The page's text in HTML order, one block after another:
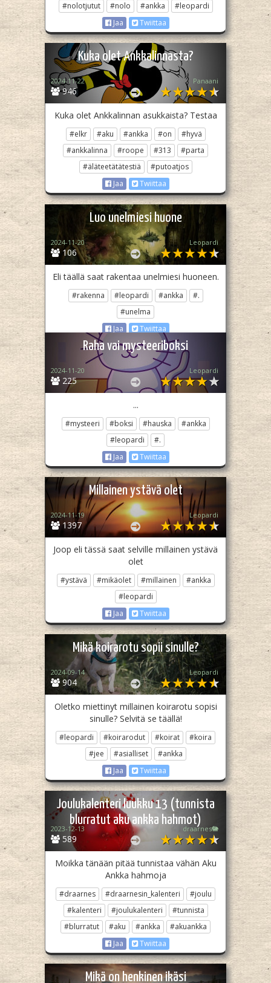
#nolotjutut #nolo #ankka
#leopardi
Jaa
Twiittaa
Kuka olet Ankkalinnasta?
946
2024-11-22 Panaani
Kuka olet Ankkalinnan asukkaista? Testaa
#elkr #aku #ankka #on
#hyvä
#ankkalinna
#roope #313
#parta
#äläteetätätestiä
#putoatjos
Jaa
Twiittaa
Luo unelmiesi huone
106
2024-11-20 Leopardi
Eli täällä saat rakentaa unelmiesi huoneen.
#rakenna #leopardi #ankka
#.
#unelma
Jaa
Twiittaa
Raha vai mysteeriboksi
225
2024-11-20 Leopardi
...
#mysteeri #boksi #hauska
#ankka
#leopardi
#.
Jaa
Twiittaa
Millainen ystävä olet
1397
2024-11-19 Leopardi
Joop eli tässä saat selville millainen ystävä
olet
#ystävä #mikäolet #millainen
#ankka
#leopardi
Jaa
Twiittaa
Mikä koirarotu sopii sinulle?
904
2024-09-14 Leopardi
Oletko miettinyt millainen koirarotu sopisi
sinulle? Selvitä se täällä!
#leopardi #koirarodut #koirat
#koira
#jee
#asialliset
#ankka
Jaa
Twiittaa
Joulukalenteri luukku 13 (tunnista
blurratut aku ankka hahmot)
589
2023-12-13 draarnes🐘
Moikka tänään pitää tunnistaa vähän Aku
Ankka hahmoja
#draarnes #draarnesin_kalenteri
#joulu
#kalenteri
#joulukalenteri
#tunnista
#blurratut
#aku #ankka
#akuankka
Jaa
Twiittaa
Mikä on henkinen ikäsi